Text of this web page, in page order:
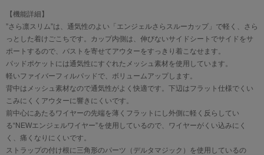
【機能詳細】
”さら凛スリム”は、通気性のよい「エンジェルさらスルーカップ」で軽く、さら
っとした着けごこちです。カップ内側は、伸びないサイドシートでサイドをサ
ポートするので、バストを寄せてアウターをすっきり着こなせます。
パッドポケットには通気性にすぐれたメッシュ素材を使用しています。
軽いファイバーフィルパッドで、ボリュームアップします。
背中はメッシュ素材なので通気性がよく快適です。下辺はフラット仕様でくい
こみにくくアウターに響きにくいです。
前中心にあたるワイヤーの先端を薄くフラットにし外側に軽く反らしてい
る“NEWエンジェルワイヤー”を使用しているので、ワイヤーがくい込みにく
く、痛くなりにくいです。
ストラップの付け根に三角形のパーツ（デルタマジック）を使用しているの